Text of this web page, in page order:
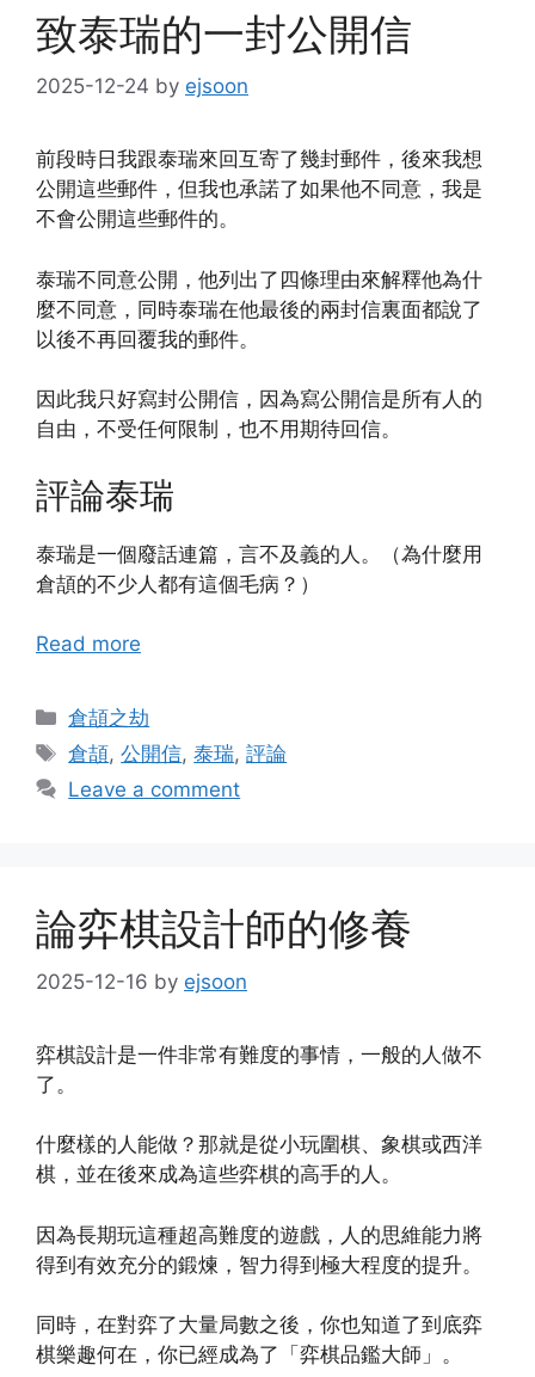
致泰瑞的一封公開信
2025-12-24 by ejsoon
前段時日我跟泰瑞來回互寄了幾封郵件，後來我想
公開這些郵件，但我也承諾了如果他不同意，我是
不會公開這些郵件的。
泰瑞不同意公開，他列出了四條理由來解釋他為什
麼不同意，同時泰瑞在他最後的兩封信裏面都說了
以後不再回覆我的郵件。
因此我只好寫封公開信，因為寫公開信是所有人的
自由，不受任何限制，也不用期待回信。
評論泰瑞
泰瑞是一個廢話連篇，言不及義的人。（為什麼用
倉頡的不少人都有這個毛病？）
Read more
Categories
倉頡之劫
Tags
倉頡,公開信,泰瑞,評論
Leave a comment
論弈棋設計師的修養
2025-12-16 by ejsoon
弈棋設計是一件非常有難度的事情，一般的人做不
了。
什麼樣的人能做？那就是從小玩圍棋、象棋或西洋
棋，並在後來成為這些弈棋的高手的人。
因為長期玩這種超高難度的遊戲，人的思維能力將
得到有效充分的鍛煉，智力得到極大程度的提升。
同時，在對弈了大量局數之後，你也知道了到底弈
棋樂趣何在，你已經成為了「弈棋品鑑大師」。